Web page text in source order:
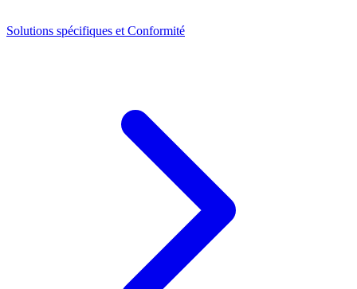
Solutions spécifiques et Conformité